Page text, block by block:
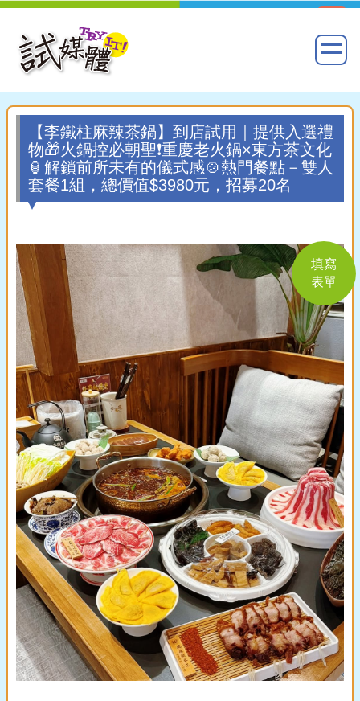
【李鐵柱麻辣茶鍋】到店試用｜提供入選禮
物🎁火鍋控必朝聖❗重慶老火鍋×東方茶文化
🏮解鎖前所未有的儀式感🍲熱門餐點－雙人
套餐1組，總價值$3980元，招募20名
填寫
表單